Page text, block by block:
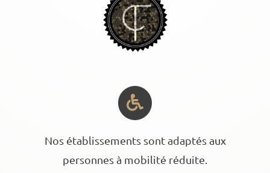
Nos établissements sont adaptés aux
personnes à mobilité réduite.